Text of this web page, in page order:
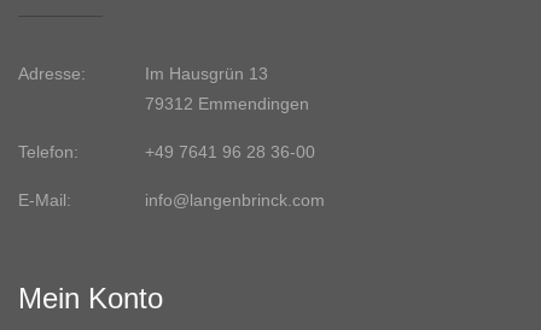
Adresse:
Im Hausgrün 13
79312 Emmendingen
Telefon: +49 7641 96 28 36-00
E-Mail: info@langenbrinck.com
Mein Konto